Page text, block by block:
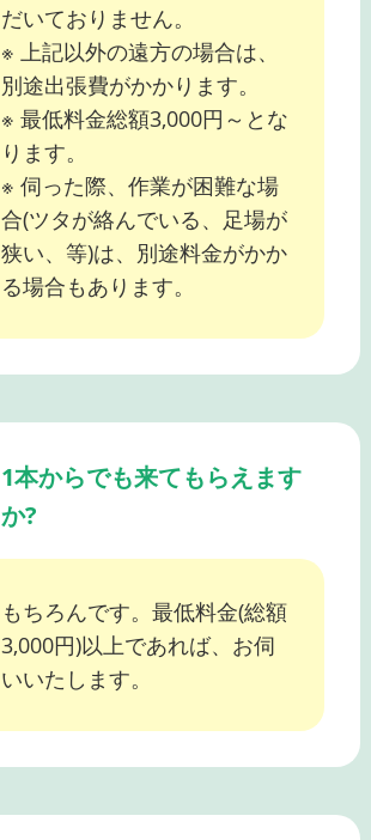
だいておりません。
※ 上記以外の遠方の場合は、
別途出張費がかかります。
※ 最低料金総額3,000円～とな
ります。
※ 伺った際、作業が困難な場
合(ツタが絡んでいる、足場が
狭い、等)は、別途料金がかか
る場合もあります。
1本からでも来てもらえます
か?
もちろんです。最低料金(総額
3,000円)以上であれば、お伺
いいたします。